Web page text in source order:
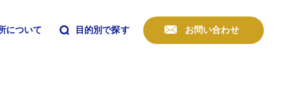
について 目的別で探す お問い合わせ